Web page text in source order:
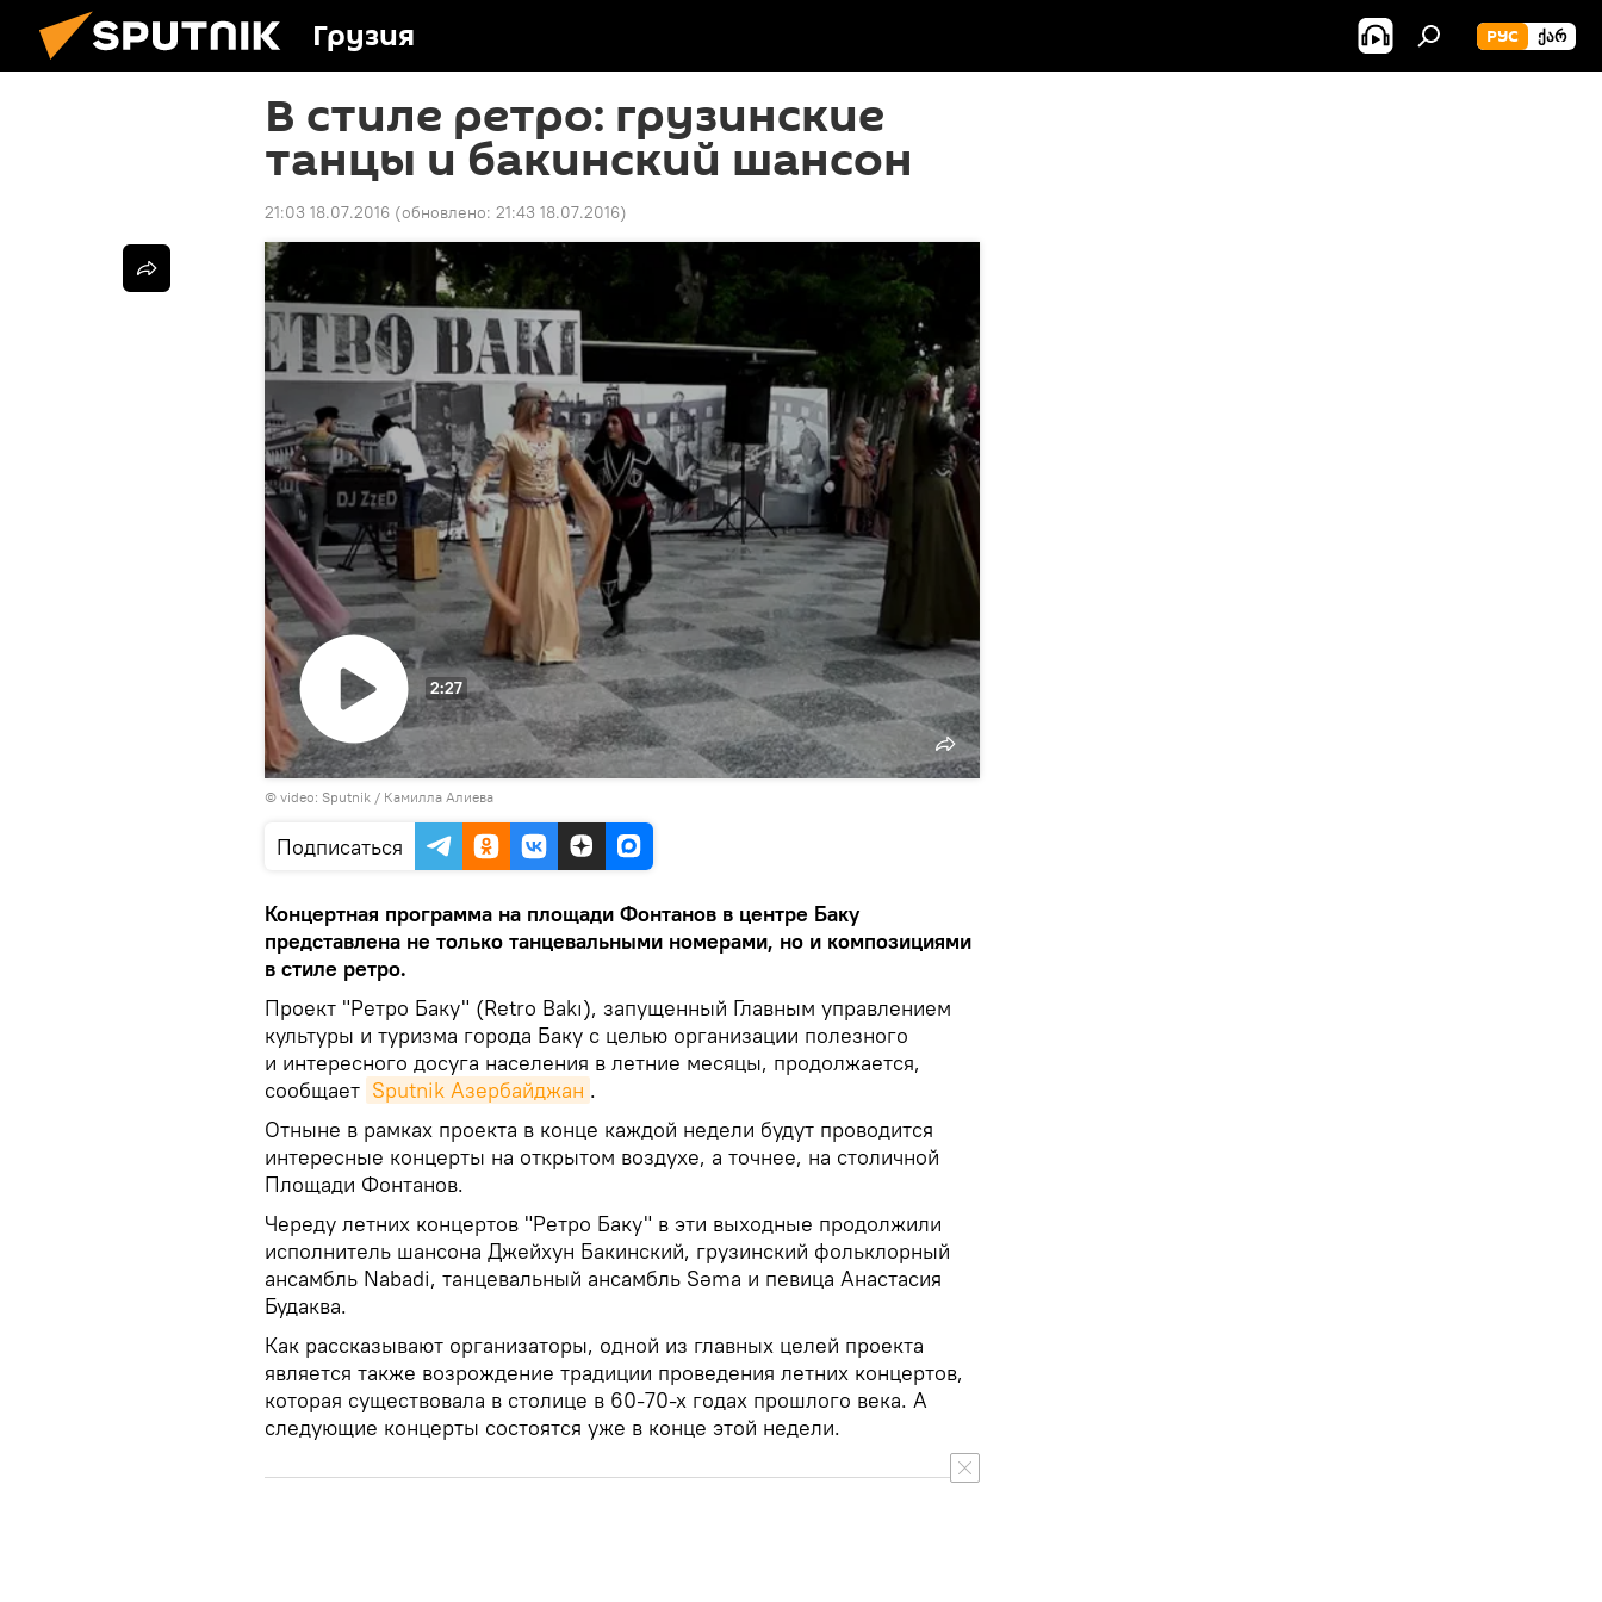
Грузия РУС ᲥᲐᲠ
В стиле ретро: грузинские
танцы и бакинский шансон
21:03 18.07.2016 (обновлено: 21:43 18.07.2016)
Воспроизвести
видео
2:27
© video: Sputnik / Камилла Алиева
Подписаться
Концертная программа на площади Фонтанов в центре Баку
представлена не только танцевальными номерами, но и композициями
в стиле ретро.
Проект "Ретро Баку" (Retro Bakı), запущенный Главным управлением
культуры и туризма города Баку с целью организации полезного
и интересного досуга населения в летние месяцы, продолжается,
сообщает Sputnik Азербайджан .
Отныне в рамках проекта в конце каждой недели будут проводится
интересные концерты на открытом воздухе, а точнее, на столичной
Площади Фонтанов.
Череду летних концертов "Ретро Баку" в эти выходные продолжили
исполнитель шансона Джейхун Бакинский, грузинский фольклорный
ансамбль Nabadi, танцевальный ансамбль Səma и певица Анастасия
Будаква.
Как рассказывают организаторы, одной из главных целей проекта
является также возрождение традиции проведения летних концертов,
которая существовала в столице в 60-70-х годах прошлого века. А
следующие концерты состоятся уже в конце этой недели.